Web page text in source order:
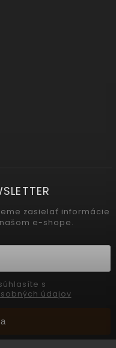
zasielať informácie
e-shope.
údajov